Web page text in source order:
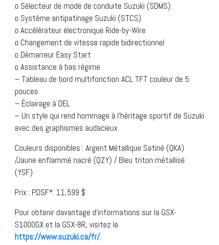
o Sélecteur de mode de conduite Suzuki (SDMS)
o Système antipatinage Suzuki (STCS)
o Accélérateur électronique Ride-by-Wire
o Changement de vitesse rapide bidirectionnel
o Démarreur Easy Start
o Assistance à bas régime
– Tableau de bord multifonction ACL TFT couleur de 5
pouces
– Éclairage à DEL
– Un style qui rend hommage à l’héritage sportif de Suzuki
avec des graphismes audacieux
Couleurs disponibles : Argent Métallique Satiné (QKA)
/Jaune enflammé nacré (QZY) / Bleu triton métallisé
(YSF)
Prix : PDSF*: 11,599 $
Pour obtenir davantage d’informations sur la GSX-
S1000GX et la GSX-8R, visitez le
https://www.suzuki.ca/fr/.